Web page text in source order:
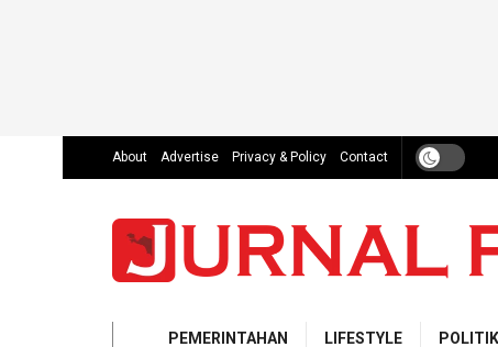
About Advertise Privacy & Policy Contact
PEMERINTAHAN LIFESTYLE POLITIK